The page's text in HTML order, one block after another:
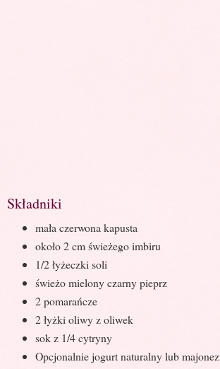
Składniki
mała czerwona kapusta
około 2 cm świeżego imbiru
1/2 łyżeczki soli
świeżo mielony czarny pieprz
2 pomarańcze
2 łyżki oliwy z oliwek
sok z 1/4 cytryny
Opcjonalnie jogurt naturalny lub majonez